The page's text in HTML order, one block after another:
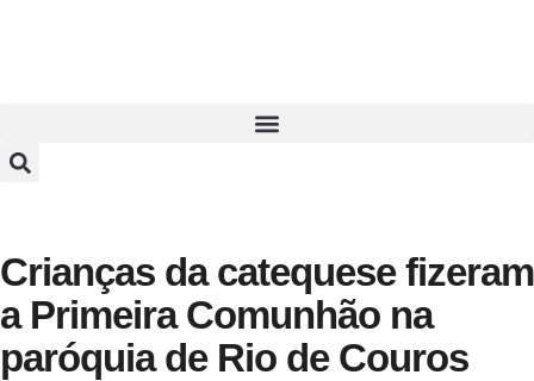
Crianças da catequese fizeram
a Primeira Comunhão na
paróquia de Rio de Couros